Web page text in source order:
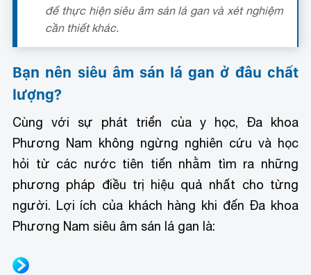
để thực hiện siêu âm sán lá gan và xét nghiệm
cần thiết khác.
Bạn nên siêu âm sán lá gan ở đâu chất
lượng?
Cùng với sự phát triển của y học, Đa khoa
Phương Nam không ngừng nghiên cứu và học
hỏi từ các nước tiên tiến nhằm tìm ra những
phương pháp điều trị hiệu quả nhất cho từng
người. Lợi ích của khách hàng khi đến Đa khoa
Phương Nam siêu âm sán lá gan là: